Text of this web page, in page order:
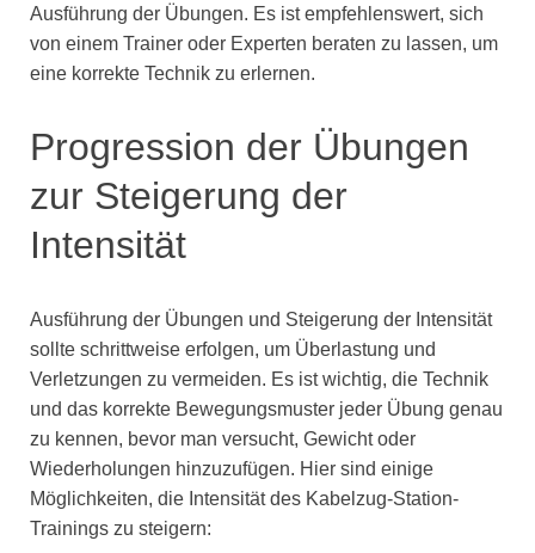
Ausführung der Übungen. Es ist empfehlenswert, sich
von einem Trainer oder Experten beraten zu lassen, um
eine korrekte Technik zu erlernen.
Progression der Übungen
zur Steigerung der
Intensität
Ausführung der Übungen und Steigerung der Intensität
sollte schrittweise erfolgen, um Überlastung und
Verletzungen zu vermeiden. Es ist wichtig, die Technik
und das korrekte Bewegungsmuster jeder Übung genau
zu kennen, bevor man versucht, Gewicht oder
Wiederholungen hinzuzufügen. Hier sind einige
Möglichkeiten, die Intensität des Kabelzug-Station-
Trainings zu steigern: